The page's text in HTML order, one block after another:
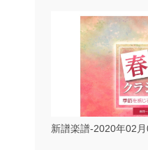
LOVE... Official髭男
アリー 825円
新譜楽譜-2020年02